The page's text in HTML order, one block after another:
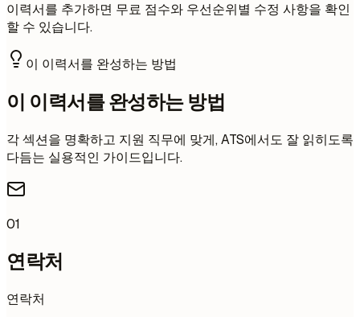
이력서를 추가하면 무료 점수와 우선순위별 수정 사항을 확인
할 수 있습니다.
이 이력서를 완성하는 방법
이 이력서를 완성하는 방법
각 섹션을 명확하고 지원 직무에 맞게, ATS에서도 잘 읽히도록
다듬는 실용적인 가이드입니다.
01
연락처
연락처